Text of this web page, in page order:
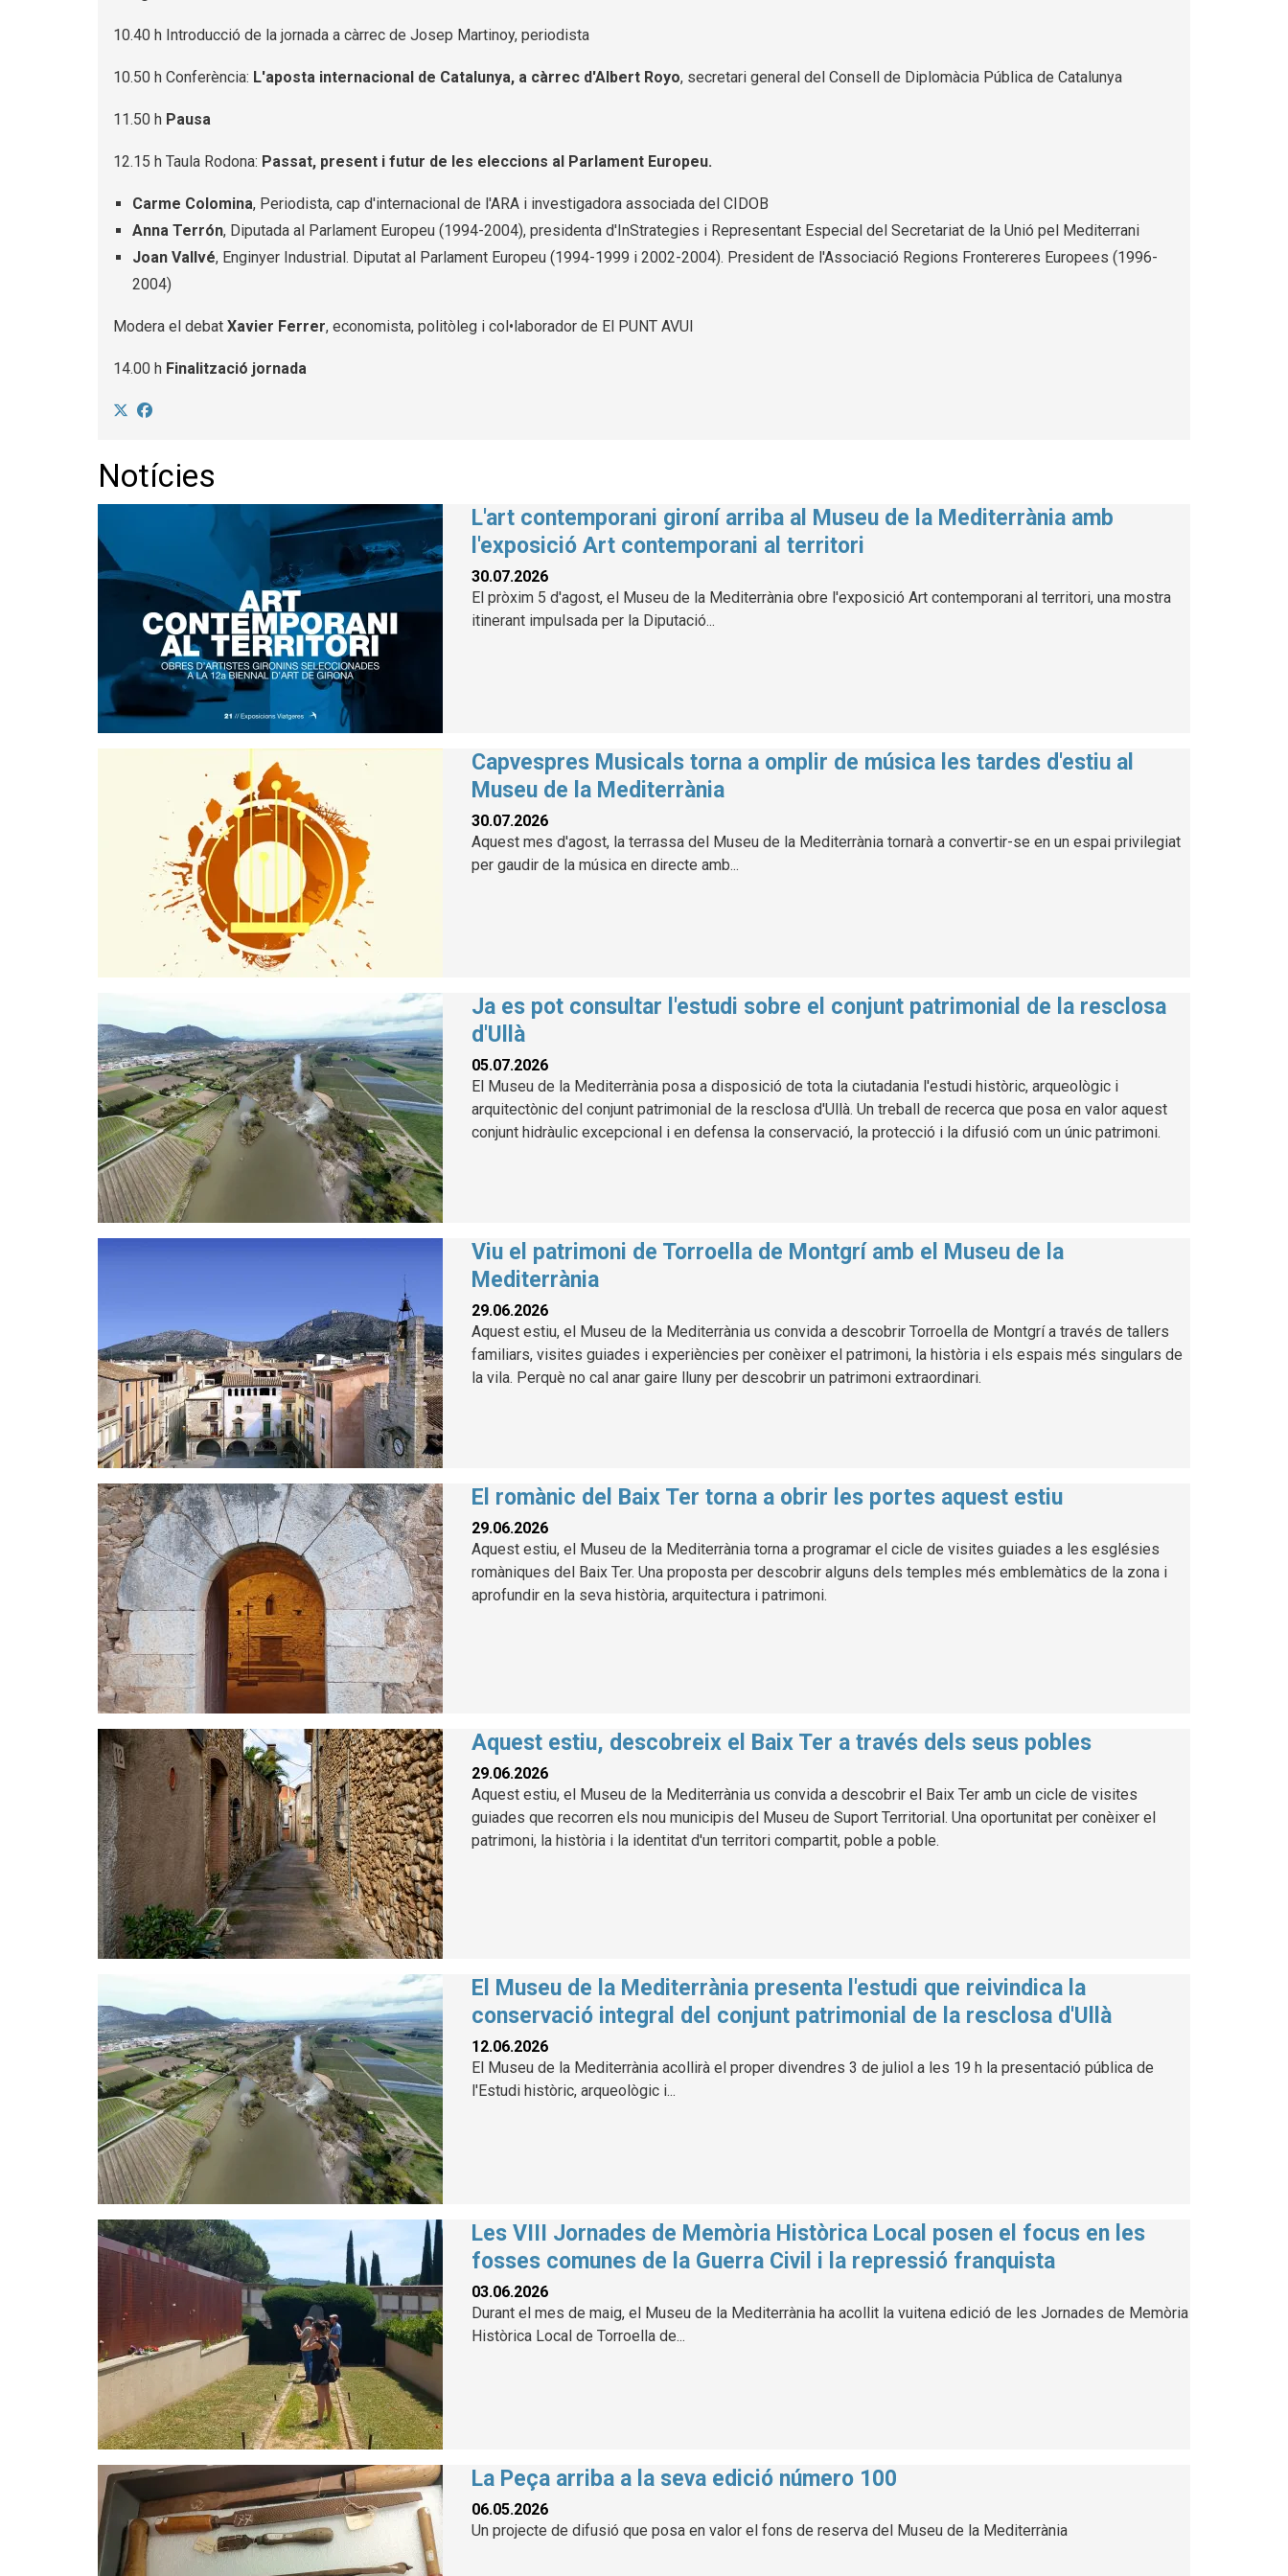
10.40 h Introducció de la jornada a càrrec de Josep Martinoy, periodista
10.50 h Conferència: L'aposta internacional de Catalunya, a càrrec d'Albert Royo, secretari general del Consell de Diplomàcia Pública de Catalunya
11.50 h Pausa
12.15 h Taula Rodona: Passat, present i futur de les eleccions al Parlament Europeu.
Carme Colomina, Periodista, cap d'internacional de l'ARA i investigadora associada del CIDOB
Anna Terrón, Diputada al Parlament Europeu (1994-2004), presidenta d'InStrategies i Representant Especial del Secretariat de la Unió pel Mediterrani
Joan Vallvé, Enginyer Industrial. Diputat al Parlament Europeu (1994-1999 i 2002-2004). President de l'Associació Regions Frontereres Europees (1996-
2004)
Modera el debat Xavier Ferrer, economista, politòleg i col•laborador de El PUNT AVUI
14.00 h Finalització jornada
Notícies
L'art contemporani gironí arriba al Museu de la Mediterrània amb
l'exposició Art contemporani al territori
30.07.2026
El pròxim 5 d'agost, el Museu de la Mediterrània obre l'exposició Art contemporani al territori, una mostra
itinerant impulsada per la Diputació...
Capvespres Musicals torna a omplir de música les tardes d'estiu al
Museu de la Mediterrània
30.07.2026
Aquest mes d'agost, la terrassa del Museu de la Mediterrània tornarà a convertir-se en un espai privilegiat
per gaudir de la música en directe amb...
Ja es pot consultar l'estudi sobre el conjunt patrimonial de la resclosa
d'Ullà
05.07.2026
El Museu de la Mediterrània posa a disposició de tota la ciutadania l'estudi històric, arqueològic i
arquitectònic del conjunt patrimonial de la resclosa d'Ullà. Un treball de recerca que posa en valor aquest
conjunt hidràulic excepcional i en defensa la conservació, la protecció i la difusió com un únic patrimoni.
Viu el patrimoni de Torroella de Montgrí amb el Museu de la
Mediterrània
29.06.2026
Aquest estiu, el Museu de la Mediterrània us convida a descobrir Torroella de Montgrí a través de tallers
familiars, visites guiades i experiències per conèixer el patrimoni, la història i els espais més singulars de
la vila. Perquè no cal anar gaire lluny per descobrir un patrimoni extraordinari.
El romànic del Baix Ter torna a obrir les portes aquest estiu
29.06.2026
Aquest estiu, el Museu de la Mediterrània torna a programar el cicle de visites guiades a les esglésies
romàniques del Baix Ter. Una proposta per descobrir alguns dels temples més emblemàtics de la zona i
aprofundir en la seva història, arquitectura i patrimoni.
Aquest estiu, descobreix el Baix Ter a través dels seus pobles
29.06.2026
Aquest estiu, el Museu de la Mediterrània us convida a descobrir el Baix Ter amb un cicle de visites
guiades que recorren els nou municipis del Museu de Suport Territorial. Una oportunitat per conèixer el
patrimoni, la història i la identitat d'un territori compartit, poble a poble.
El Museu de la Mediterrània presenta l'estudi que reivindica la
conservació integral del conjunt patrimonial de la resclosa d'Ullà
12.06.2026
El Museu de la Mediterrània acollirà el proper divendres 3 de juliol a les 19 h la presentació pública de
l'Estudi històric, arqueològic i...
Les VIII Jornades de Memòria Històrica Local posen el focus en les
fosses comunes de la Guerra Civil i la repressió franquista
03.06.2026
Durant el mes de maig, el Museu de la Mediterrània ha acollit la vuitena edició de les Jornades de Memòria
Històrica Local de Torroella de...
La Peça arriba a la seva edició número 100
06.05.2026
Un projecte de difusió que posa en valor el fons de reserva del Museu de la Mediterrània